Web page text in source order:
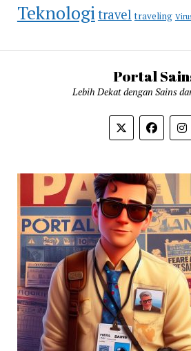
Teknologitravel traveling
Portal
Lebih Dekat dengan Sains